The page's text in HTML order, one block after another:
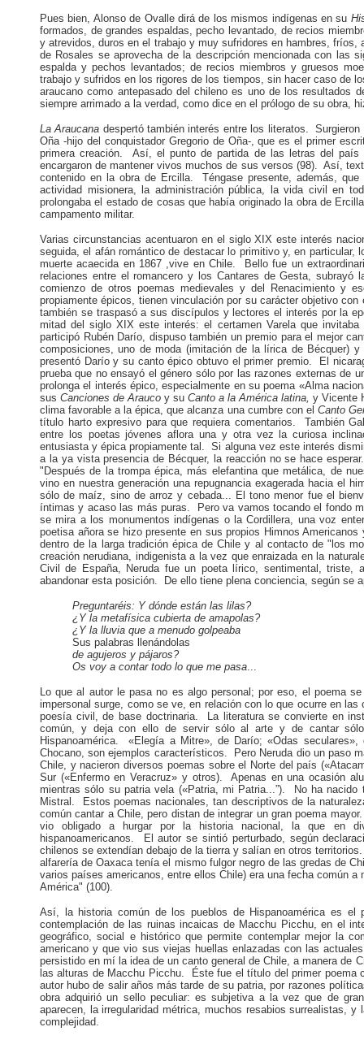
Pues bien, Alonso de Ovalle dirá de los mismos indígenas en su
formados, de grandes espaldas, pecho levantado, de recios
y atrevidos, duros en el trabajo y muy sufridores en hambres,
de Rosales se aprovecha de la descripción mencionada con las
espalda y pechos levantados; de recios miembros y gruesos
trabajo y sufridos en los rigores de los tiempos, sin hacer caso de
araucano como antepasado del chileno es uno de los resultados
siempre arrimado a la verdad, como dice en el prólogo de su obra,
La Araucana despertó también interés entre los literatos.
Oña -hijo del conquistador Gregorio de Oña-, que es el primer
primera creación. Así, el punto de partida de las letras del
encargaron de mantener vivos muchos de sus versos (98). Así,
contenido en la obra de Ercilla. Téngase presente, además,
actividad misionera, la administración pública, la vida civil en
prolongaba el estado de cosas que había originado la obra de
campamento militar.
Varias circunstancias acentuaron en el siglo XIX este interés
seguida, el afán romántico de destacar lo primitivo y, en
muerte acaecida en 1867 ,vive en Chile. Bello fue un
relaciones entre el romancero y los Cantares de Gesta, subrayó
comienzo de otros poemas medievales y del Renacimiento y
propiamente épicos, tienen vinculación por su carácter objetivo
también se traspasó a sus discípulos y lectores el interés por la
mitad del siglo XIX este interés: el certamen Varela que
participó Rubén Darío, dispuso también un premio para el mejor
composiciones, uno de moda (imitación de la lírica de Bécquer)
presentó Darío y su canto épico obtuvo el primer premio. El
prueba que no ensayó el género sólo por las razones externas de
prolonga el interés épico, especialmente en su poema «Alma
sus Canciones de Arauco y su Canto a la América latina, y Vicente
clima favorable a la épica, que alcanza una cumbre con el Canto
título harto expresivo para que requiera comentarios. También
entre los poetas jóvenes aflora una y otra vez la curiosa
entusiasta y épica propiamente tal. Si alguna vez este interés
a la ya vista presencia de Bécquer, la reacción no se hace
"Después de la trompa épica, más elefantina que metálica, de
vino en nuestra generación una repugnancia exagerada hacia el
sólo de maíz, sino de arroz y cebada... El tono menor fue el
íntimas y acaso las más puras. Pero va vamos tocando el fondo
se mira a los monumentos indígenas o la Cordillera, una voz
poetisa añora se hizo presente en sus propios Himnos
dentro de la larga tradición épica de Chile y al contacto de "los
creación nerudiana, indigenista a la vez que enraizada en la
Civil de España, Neruda fue un poeta lírico, sentimental,
abandonar esta posición. De ello tiene plena conciencia, según se
Preguntaréis: Y dónde están las lilas?
¿Y la metafísica cubierta de amapolas?
¿Y la lluvia que a menudo golpeaba
Sus palabras llenándolas
de agujeros y pájaros?
Os voy a contar todo lo que me pasa...
Lo que al autor le pasa no es algo personal; por eso, el poema
impersonal surge, como se ve, en relación con lo que ocurre en
poesía civil, de base doctrinaria. La literatura se convierte en
común, y deja con ello de servir sólo al arte y de cantar
Hispanoamérica. «Elegía a Mitre», de Darío; «Odas
Chocano, son ejemplos característicos. Pero Neruda dio un paso
Chile, y nacieron diversos poemas sobre el Norte del país
Sur («Enfermo en Veracruz» y otros). Apenas en una ocasión
mientras sólo su patria vela («Patria, mi Patria...”). No ha
Mistral. Estos poemas nacionales, tan descriptivos de la
común cantar a Chile, pero distan de integrar un gran poema
vio obligado a hurgar por la historia nacional, la que en
hispanoamericanos. El autor se sintió perturbado, según
chilenos se extendían debajo de la tierra y salían en otros
alfarería de Oaxaca tenía el mismo fulgor negro de las gredas de
varios países americanos, entre ellos Chile) era una fecha común
América" (100).
Así, la historia común de los pueblos de Hispanoamérica es
contemplación de las ruinas incaicas de Macchu Picchu, en el
geográfico, social e histórico que permite contemplar mejor la
americano y que vio sus viejas huellas enlazadas con las
persistido en mí la idea de un canto general de Chile, a manera
las alturas de Macchu Picchu. Éste fue el título del primer poema
autor hubo de salir años más tarde de su patria, por razones
obra adquirió un sello peculiar: es subjetiva a la vez que de
aparecen, la irregularidad métrica, muchos resabios surrealistas,
complejidad.